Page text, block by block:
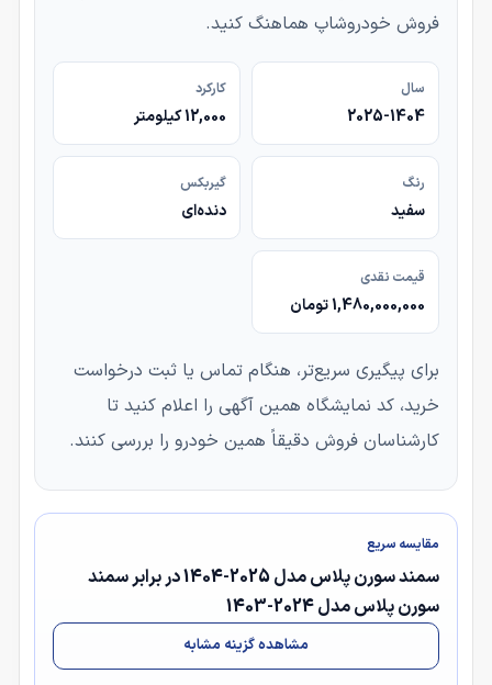
فروش خودروشاپ هماهنگ کنید.
سال
2025-1404
کارکرد
12,000 کیلومتر
رنگ
سفید
گیربکس
دنده‌ای
قیمت نقدی
1,480,000,000 تومان
برای پیگیری سریع‌تر، هنگام تماس یا ثبت درخواست
خرید، کد نمایشگاه همین آگهی را اعلام کنید تا
کارشناسان فروش دقیقاً همین خودرو را بررسی کنند.
مقایسه سریع
سمند سورن پلاس مدل 2025-1404 در برابر سمند
سورن پلاس مدل 2024-1403
مشاهده گزینه مشابه